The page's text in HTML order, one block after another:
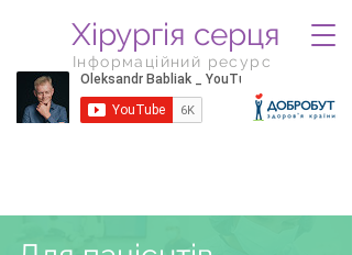
Хірургія серця
Інформаційний ресурс